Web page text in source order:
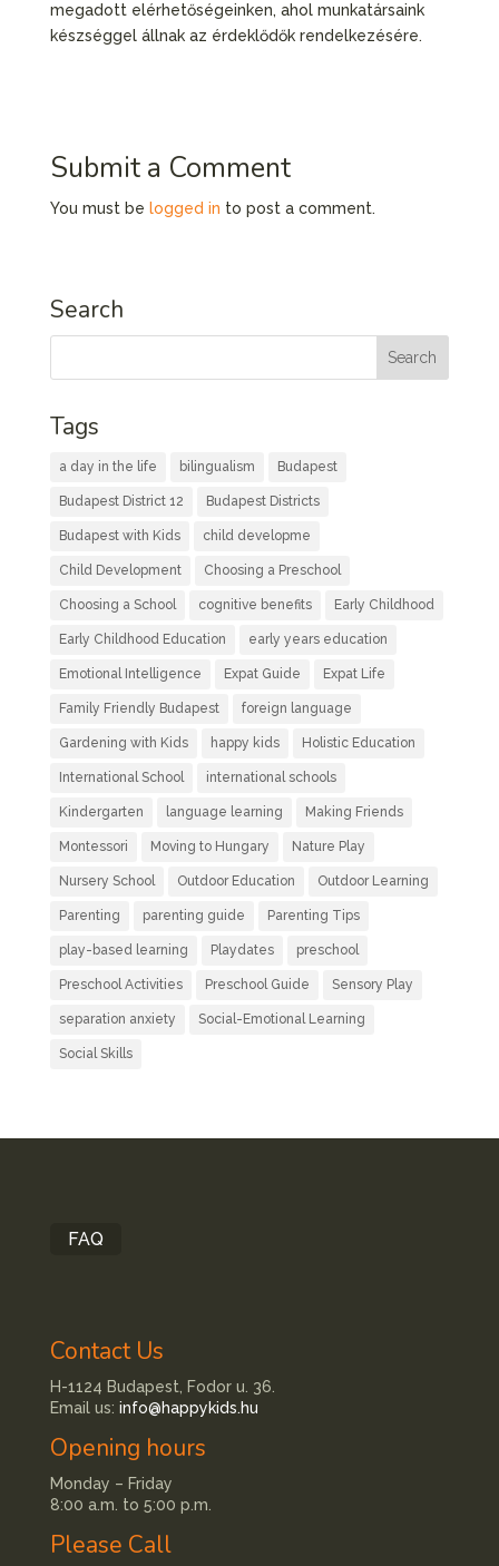
megadott elérhetőségeinken, ahol munkatársaink
készséggel állnak az érdeklődők rendelkezésére.
Submit a Comment
You must be logged in to post a comment.
Search
Tags
a day in the life bilingualism Budapest
Budapest District 12 Budapest Districts
Budapest with Kids child developme
Child Development Choosing a Preschool
Choosing a School cognitive benefits Early Childhood
Early Childhood Education early years education
Emotional Intelligence Expat Guide Expat Life
Family Friendly Budapest foreign language
Gardening with Kids happy kids Holistic Education
International School international schools
Kindergarten language learning Making Friends
Montessori Moving to Hungary Nature Play
Nursery School Outdoor Education Outdoor Learning
Parenting parenting guide Parenting Tips
play-based learning Playdates preschool
Preschool Activities Preschool Guide Sensory Play
separation anxiety Social-Emotional Learning
Social Skills
FAQ
Contact Us
H-1124 Budapest, Fodor u. 36.
Email us: info@happykids.hu
Opening hours
Monday – Friday
8:00 a.m. to 5:00 p.m.
Please Call